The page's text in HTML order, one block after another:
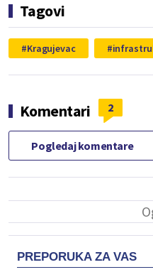
Tagovi
Kragujevac
Komentari 2
Pogledaj komentare
PREPORUKA ZA VAS